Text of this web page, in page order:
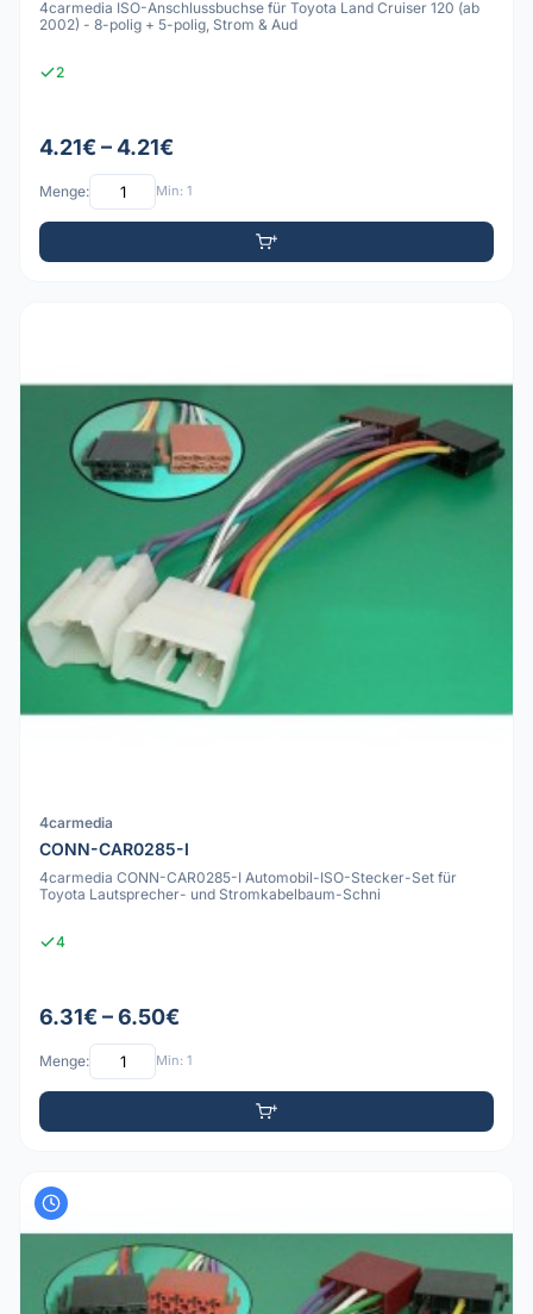
4carmedia ISO-Anschlussbuchse für Toyota Land Cruiser 120 (ab
2002) - 8-polig + 5-polig, Strom & Aud
2
4.21€ – 4.21€
Menge: Min: 1
4carmedia
CONN-CAR0285-I
4carmedia CONN-CAR0285-I Automobil-ISO-Stecker-Set für
Toyota Lautsprecher- und Stromkabelbaum-Schni
4
6.31€ – 6.50€
Menge: Min: 1